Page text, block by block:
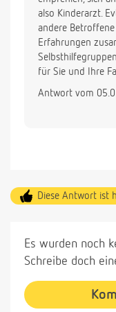
also Kinderarzt.
andere
Erfahrungen
für Sie und Ihre
Antwort vom
Diese Antwort ist
Es wurden noch
Schreibe doch